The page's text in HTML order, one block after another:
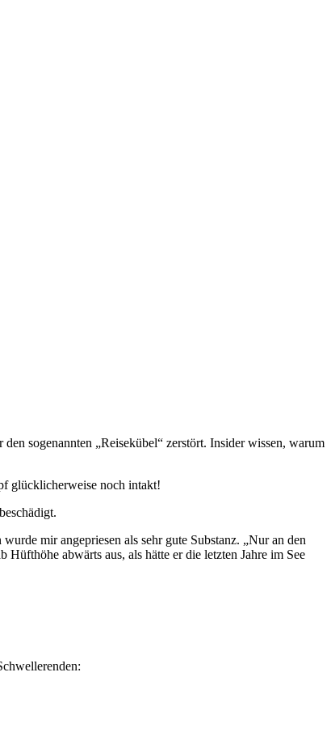
sogenannten „Reisekübel“ zerstört. Insider wissen, warum
glücklicherweise noch intakt!
mir angepriesen als sehr gute Substanz. „Nur an den
abwärts aus, als hätte er die letzten Jahre im See